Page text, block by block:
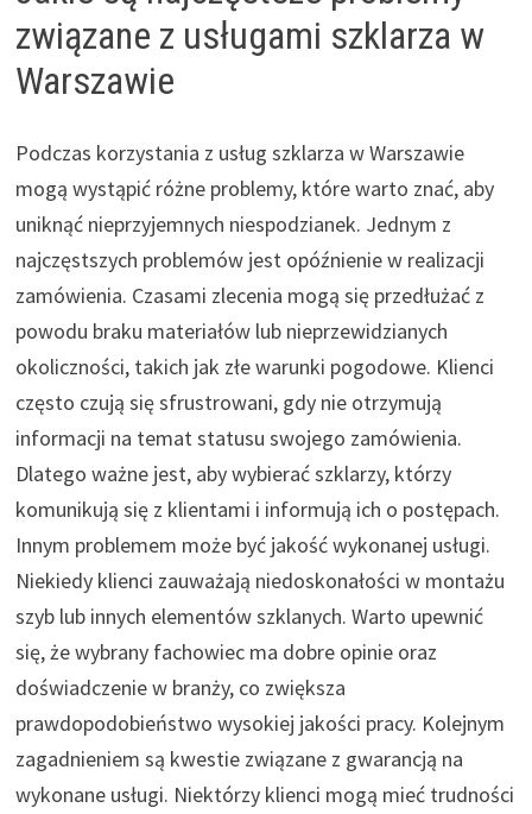
związane z usługami szklarza w
Warszawie
Podczas korzystania z usług szklarza w Warszawie
mogą wystąpić różne problemy, które warto znać, aby
uniknąć nieprzyjemnych niespodzianek. Jednym z
najczęstszych problemów jest opóźnienie w realizacji
zamówienia. Czasami zlecenia mogą się przedłużać z
powodu braku materiałów lub nieprzewidzianych
okoliczności, takich jak złe warunki pogodowe. Klienci
często czują się sfrustrowani, gdy nie otrzymują
informacji na temat statusu swojego zamówienia.
Dlatego ważne jest, aby wybierać szklarzy, którzy
komunikują się z klientami i informują ich o postępach.
Innym problemem może być jakość wykonanej usługi.
Niekiedy klienci zauważają niedoskonałości w montażu
szyb lub innych elementów szklanych. Warto upewnić
się, że wybrany fachowiec ma dobre opinie oraz
doświadczenie w branży, co zwiększa
prawdopodobieństwo wysokiej jakości pracy. Kolejnym
zagadnieniem są kwestie związane z gwarancją na
wykonane usługi. Niektórzy klienci mogą mieć trudności